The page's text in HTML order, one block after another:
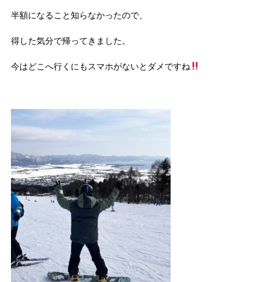
半額になること知らなかったので、
得した気分で帰ってきました。
今はどこへ行くにもスマホがないとダメですね